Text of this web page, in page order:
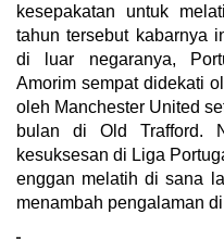
kesepakatan untuk
tahun tersebut kabarnya
di luar negaranya,
Amorim sempat didekati
oleh Manchester United
bulan di Old Trafford.
kesuksesan di Liga
enggan melatih di sana
menambah pengalaman